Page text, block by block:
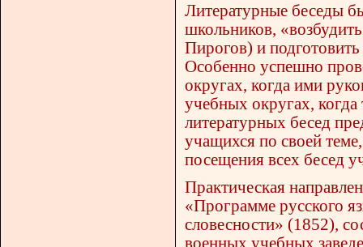
Литературные беседы
школьников,
Пирогов) и
Особенно успешно
округах, когда ими
учебных округах,
литературных бесед
учащихся по своей
посещения всех бесед
Практическая
«Программе русского
словесности» (1852),
военных учебных